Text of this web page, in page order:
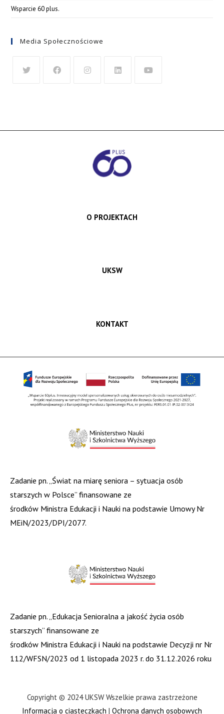
Wsparcie 60 plus.
Media Społecznościowe
O PROJEKTACH
UKSW
KONTAKT
Zadanie pn. „Świat na miarę seniora – sytuacja osób
starszych w Polsce” finansowane ze
środków Ministra Edukacji i Nauki na podstawie Umowy Nr
MEiN/2023/DPI/2077.
Zadanie pn. „Edukacja Senioralna a jakość życia osób
starszych” finansowane ze
środków Ministra Edukacji i Nauki na podstawie Decyzji nr Nr
112/WFSN/2023 od 1 listopada 2023 r. do 31.12.2026 roku
Copyright © 2024 UKSW Wszelkie prawa zastrzeżone
Informacja o ciasteczkach | Ochrona danych osobowych